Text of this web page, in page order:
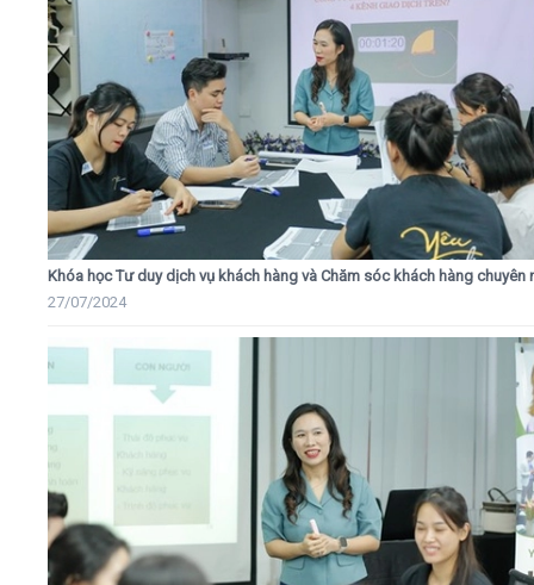
Khóa học Tư duy dịch vụ khách hàng và Chăm sóc khách hàng chuyên
27/07/2024